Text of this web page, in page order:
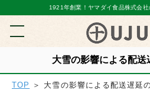
1921年創業！ヤマダイ食品株式会
大雪の影響による配送
TOP ＞ 大雪の影響による配送遅延